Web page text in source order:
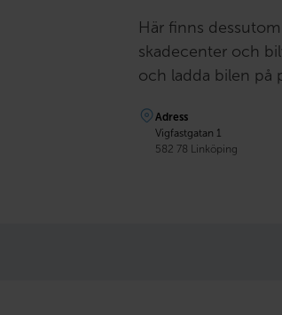
Här finns
skadecenter och
och ladda bilen på
Adress
Vigfastgatan 1
582 78 Linköping